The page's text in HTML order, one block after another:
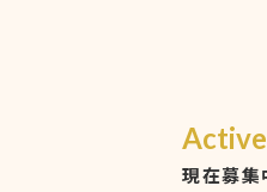
現在募集